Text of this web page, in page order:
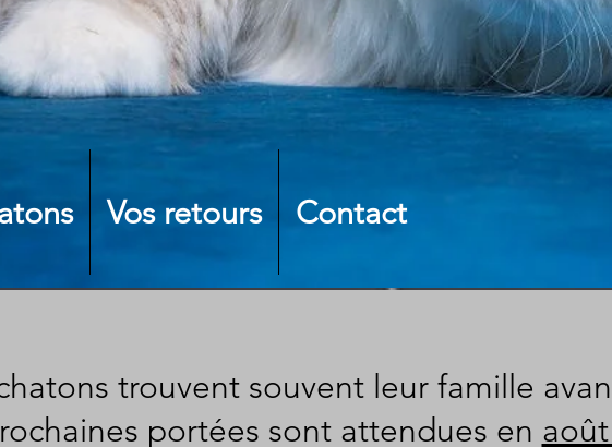
Vos retours Contact
trouvent souvent leur famille
portées sont attendues en